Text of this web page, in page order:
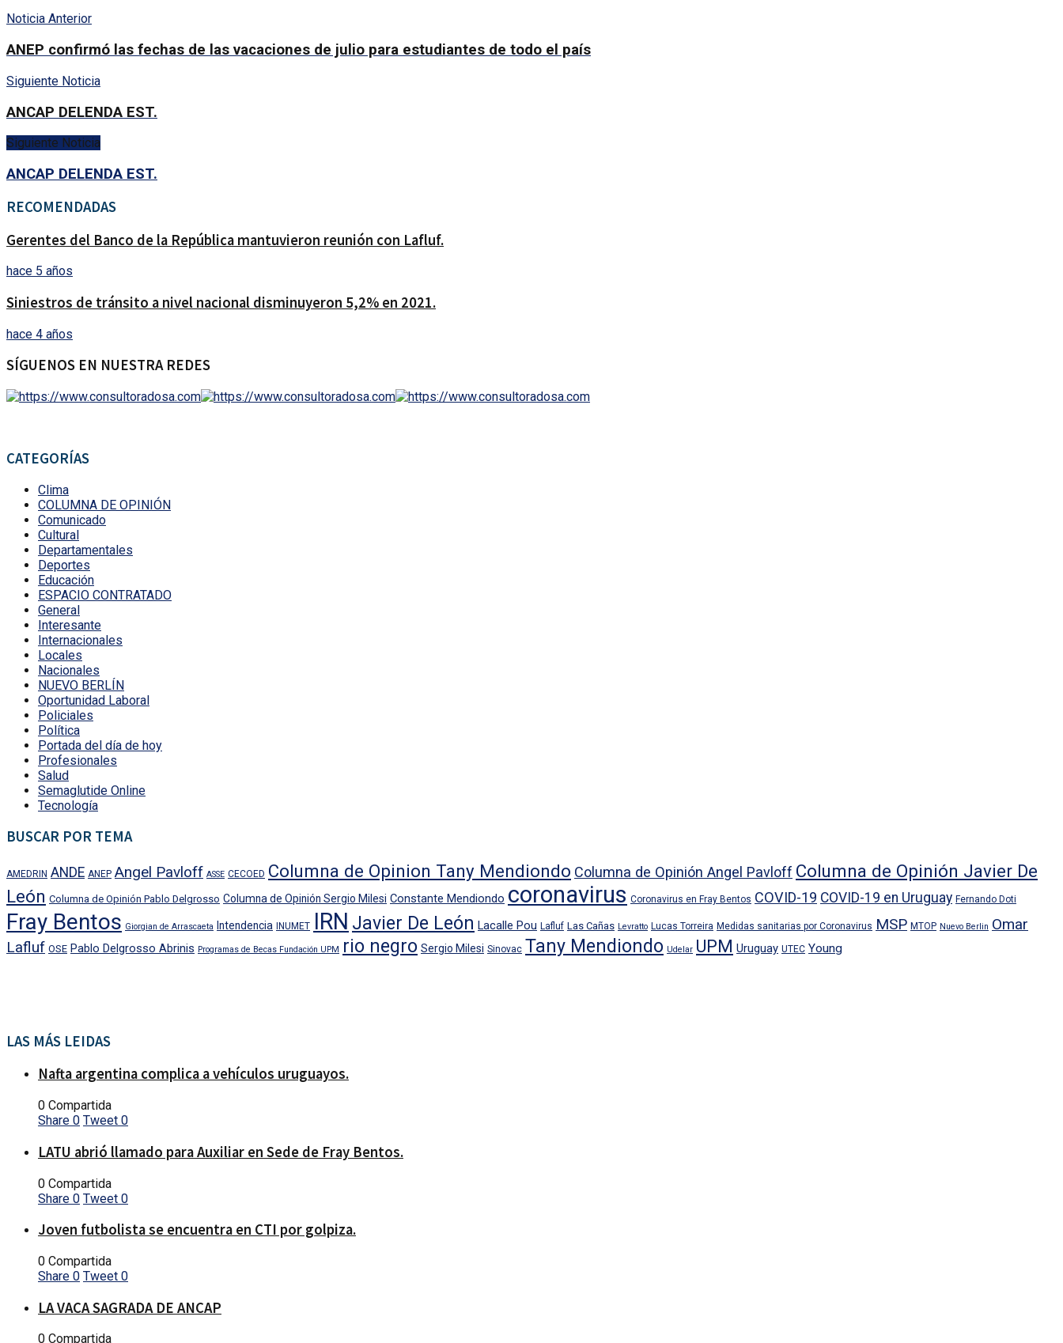
Noticia Anterior
ANEP confirmó las fechas de las vacaciones de julio para estudiantes de todo el país
Siguiente Noticia
ANCAP DELENDA EST.
Siguiente Noticia
ANCAP DELENDA EST.
RECOMENDADAS
Gerentes del Banco de la República mantuvieron reunión con Lafluf.
hace 5 años
Siniestros de tránsito a nivel nacional disminuyeron 5,2% en 2021.
hace 4 años
SÍGUENOS EN NUESTRA REDES
CATEGORÍAS
Clima
COLUMNA DE OPINIÓN
Comunicado
Cultural
Departamentales
Deportes
Educación
ESPACIO CONTRATADO
General
Interesante
Internacionales
Locales
Nacionales
NUEVO BERLÍN
Oportunidad Laboral
Policiales
Política
Portada del día de hoy
Profesionales
Salud
Semaglutide Online
Tecnología
BUSCAR POR TEMA
AMEDRIN ANDE ANEP Angel Pavloff ASSE CECOED Columna de Opinion Tany Mendiondo Columna de Opinión Angel Pavloff Columna de Opinión Javier De
León Columna de Opinión Pablo Delgrosso Columna de Opinión Sergio Milesi Constante Mendiondo coronavirus Coronavirus en Fray Bentos COVID-19 COVID-19 en Uruguay Fernando Doti
Fray Bentos Giorgian de Arrascaeta Intendencia INUMET IRN Javier De León Lacalle Pou Lafluf Las Cañas Levratto Lucas Torreira Medidas sanitarias por Coronavirus MSP MTOP Nuevo Berlin Omar
Lafluf OSE Pablo Delgrosso Abrinis Programas de Becas Fundación UPM rio negro Sergio Milesi Sinovac Tany Mendiondo Udelar UPM Uruguay UTEC Young
LAS MÁS LEIDAS
Nafta argentina complica a vehículos uruguayos.
0 Compartida
Share 0 Tweet 0
LATU abrió llamado para Auxiliar en Sede de Fray Bentos.
0 Compartida
Share 0 Tweet 0
Joven futbolista se encuentra en CTI por golpiza.
0 Compartida
Share 0 Tweet 0
LA VACA SAGRADA DE ANCAP
0 Compartida